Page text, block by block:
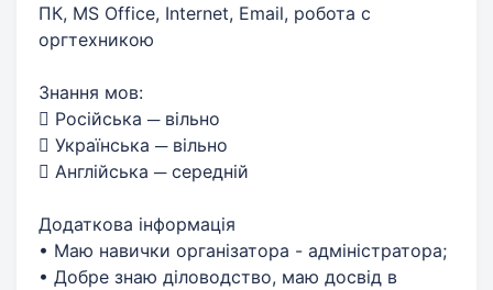
ПК, MS Office, Internet, Email, робота с
оргтехникою
Знання мов:
 Російська ─ вільно
 Українська ─ вільно
 Англійська ─ середній
Додаткова інформація
• Маю навички організатора - адміністратора;
• Добре знаю діловодство, маю досвід в